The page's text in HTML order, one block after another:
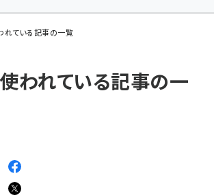
れている記事の一覧
使われている記事の一